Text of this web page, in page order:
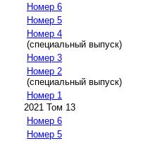
Номер 6
Номер 5
Номер 4
(специальный выпуск)
Номер 3
Номер 2
(специальный выпуск)
Номер 1
2021 Том 13
Номер 6
Номер 5